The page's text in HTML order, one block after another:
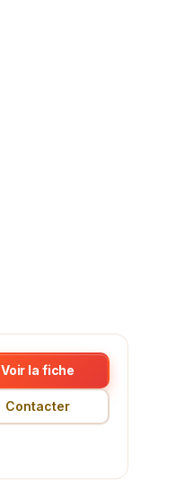
Voir la fiche
Contacter